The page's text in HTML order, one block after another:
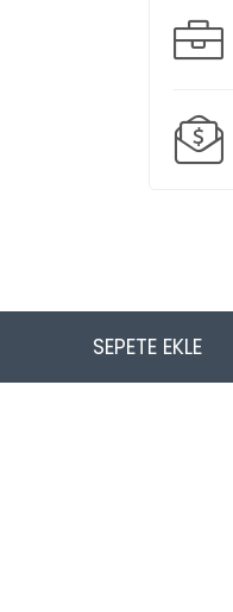
SEPETE EKLE